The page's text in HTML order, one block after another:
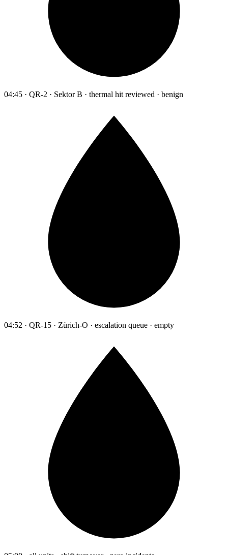
04:45 · QR-2 · Sektor B · thermal hit reviewed · benign
04:52 · QR-15 · Zürich-O · escalation queue · empty